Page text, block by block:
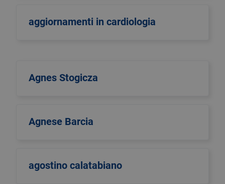
aggiornamenti in cardiologia
Agnes Stogicza
Agnese Barcia
agostino calatabiano